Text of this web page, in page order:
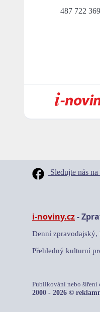
487 722 369
Sledujte nás
i-noviny.cz-
Denní
Přehledný kulturní
Publikování nebo šíření
2000 - 2026 ©